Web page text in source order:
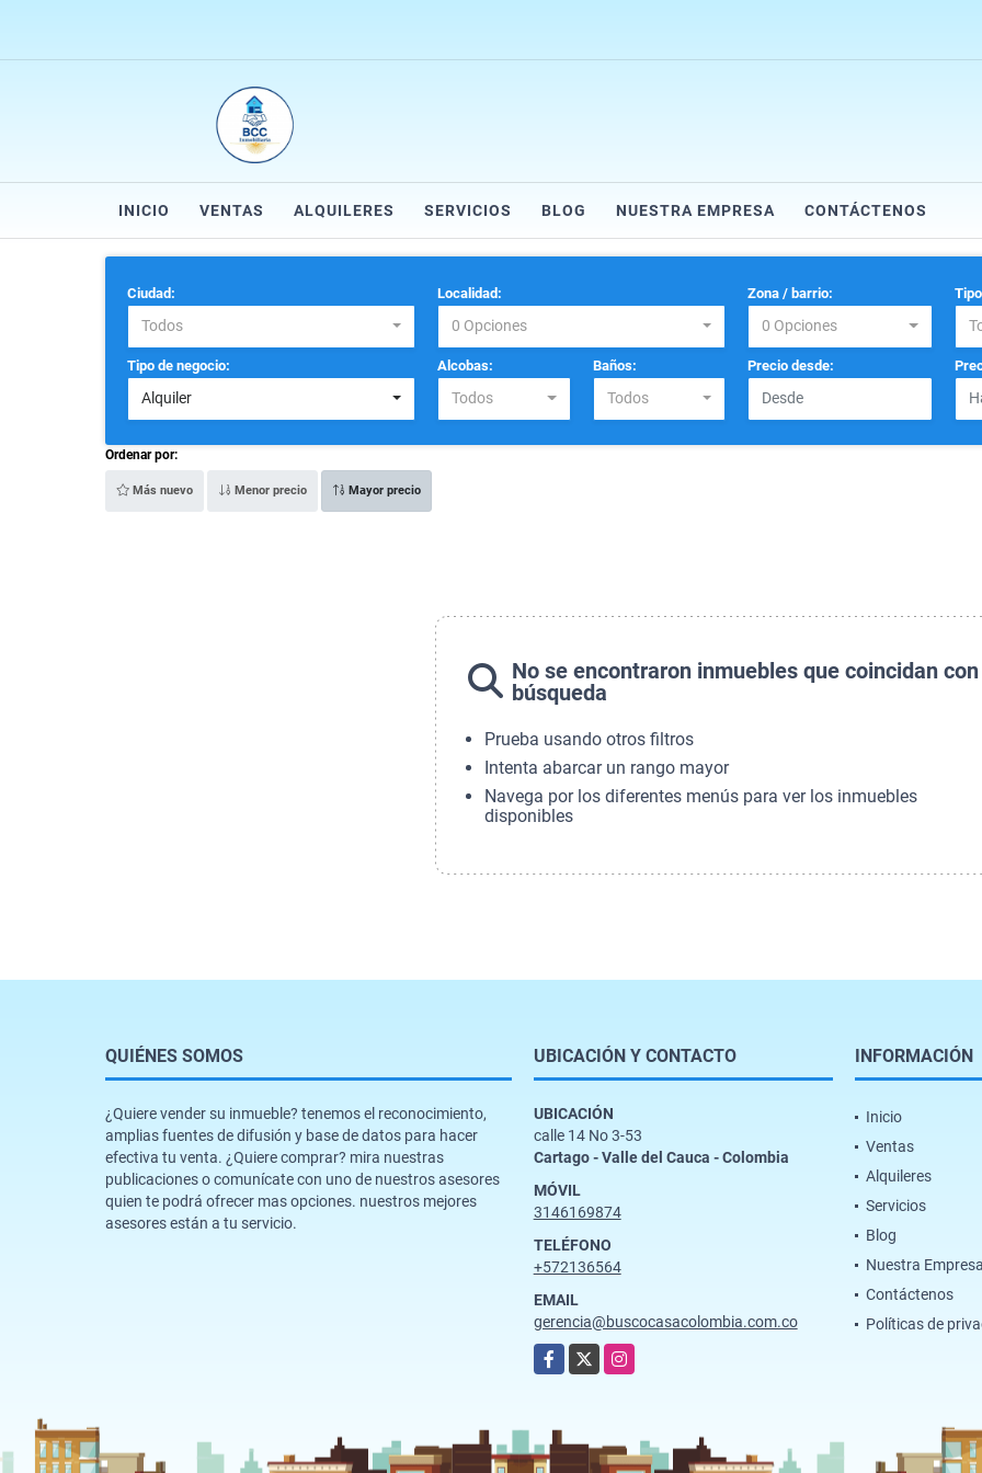
INICIO VENTAS ALQUILERES SERVICIOS BLOG NUESTRA EMPRESA CONTÁCTENOS
Ciudad:
Todos
Localidad:
0 Opciones
Zona / barrio:
0 Opciones
Tipo de negocio:
Alquiler
Alcobas:
Todos
Baños:
Todos
Precio desde:
Ordenar por:
Más nuevo Menor precio Mayor precio
No se encontraron inmuebles que coincidan
búsqueda
Prueba usando otros filtros
Intenta abarcar un rango mayor
Navega por los diferentes menús para ver los inmuebles
disponibles
QUIÉNES SOMOS
¿Quiere vender su inmueble? tenemos el reconocimiento,
amplias fuentes de difusión y base de datos para hacer
efectiva tu venta. ¿Quiere comprar? mira nuestras
publicaciones o comunícate con uno de nuestros asesores
quien te podrá ofrecer mas opciones. nuestros mejores
asesores están a tu servicio.
UBICACIÓN Y CONTACTO
UBICACIÓN
calle 14 No 3-53
Cartago - Valle del Cauca - Colombia
MÓVIL
3146169874
TELÉFONO
+572136564
EMAIL
gerencia@buscocasacolombia.com.co
Facebook
X Instagram
INFORMACIÓN
Inicio
Ventas
Alquileres
Servicios
Blog
Nuestra
Contáctenos
Políticas de